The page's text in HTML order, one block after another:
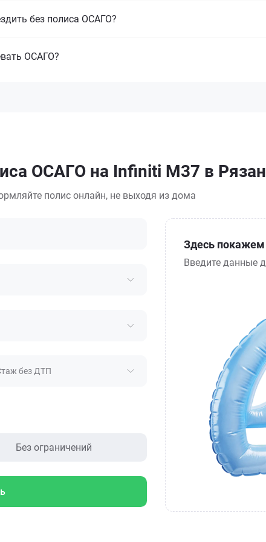
без полиса ОСАГО?
ОСАГО?
ОСАГО на Infiniti M37 в
полис онлайн, не выходя из дома
без ДТП
Без ограничений
Здесь покажем
Введите данные